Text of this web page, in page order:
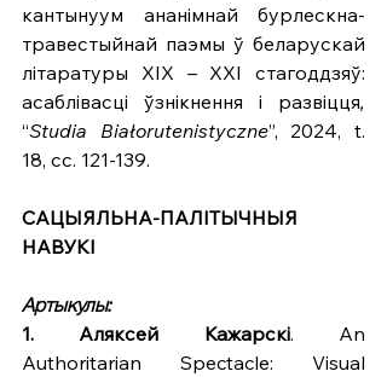
кантынуум ананімнай бурлескна-
травестыйнай паэмы ў беларускай
літаратуры ХІХ – ХХІ стагоддзяў:
асаблівасці ўзнікнення і развіцця
“Studia Białorutenistyczne”, 2024, t.
18, сс. 121-139.
САЦЫЯЛЬНА-ПАЛІТЫЧНЫЯ
НАВУКІ
Артыкулы:
1. Аляксей Кажарскі. An
Authoritarian Spectacle: Visual